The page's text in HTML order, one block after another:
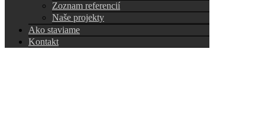
Zoznam referencií
Naše projekty
Ako staviame
Kontakt